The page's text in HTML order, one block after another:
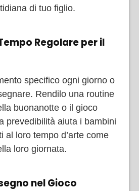
di tuo figlio.
Regolare per il
specifico ogni giorno o
Rendilo una routine
buonanotte o il gioco
prevedibilità aiuta i bambini
al loro tempo d’arte come
loro giornata.
nel Gioco